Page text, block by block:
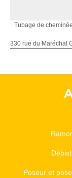
Tubage de
330 rue du Maréchal
Poseur et